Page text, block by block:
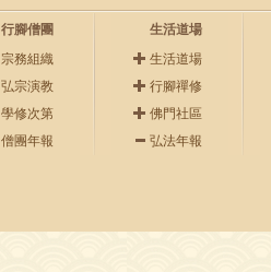
行腳僧團
宗務組織
弘宗演教
學修次第
僧團年報
生活道場
生活道場
行腳禪修
佛門社區
弘法年報